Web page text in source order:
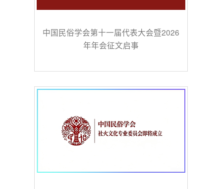
中国民俗学会第十一届代表大会暨2026
年年会征文启事